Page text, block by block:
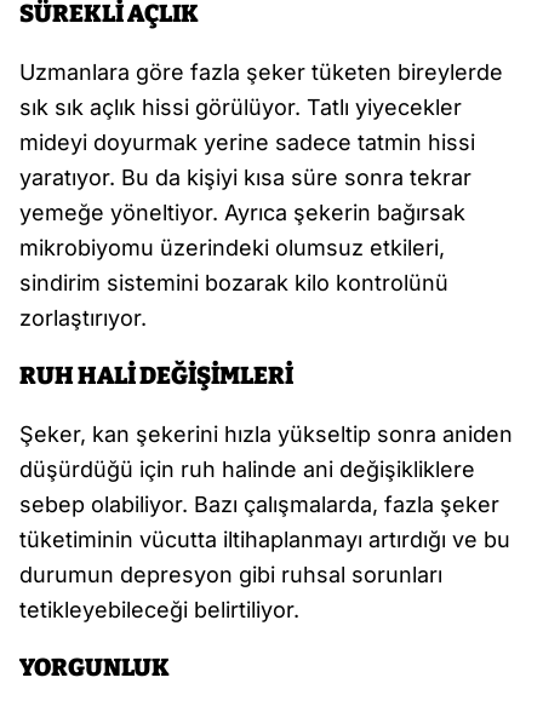
SÜREKLİ AÇLIK
Uzmanlara göre fazla şeker tüketen bireylerde
sık sık açlık hissi görülüyor. Tatlı yiyecekler
mideyi doyurmak yerine sadece tatmin hissi
yaratıyor. Bu da kişiyi kısa süre sonra tekrar
yemeğe yöneltiyor. Ayrıca şekerin bağırsak
mikrobiyomu üzerindeki olumsuz etkileri,
sindirim sistemini bozarak kilo kontrolünü
zorlaştırıyor.
RUH HALİ DEĞİŞİMLERİ
Şeker, kan şekerini hızla yükseltip sonra aniden
düşürdüğü için ruh halinde ani değişikliklere
sebep olabiliyor. Bazı çalışmalarda, fazla şeker
tüketiminin vücutta iltihaplanmayı artırdığı ve bu
durumun depresyon gibi ruhsal sorunları
tetikleyebileceği belirtiliyor.
YORGUNLUK